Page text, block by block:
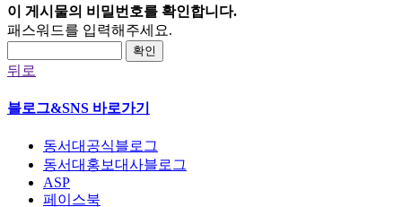
이 게시물의 비밀번호를 확인합니다.
패스워드를 입력해주세요.
확인
뒤로
블로그&SNS 바로가기
동서대공식블로그
동서대홍보대사블로그
ASP
페이스북